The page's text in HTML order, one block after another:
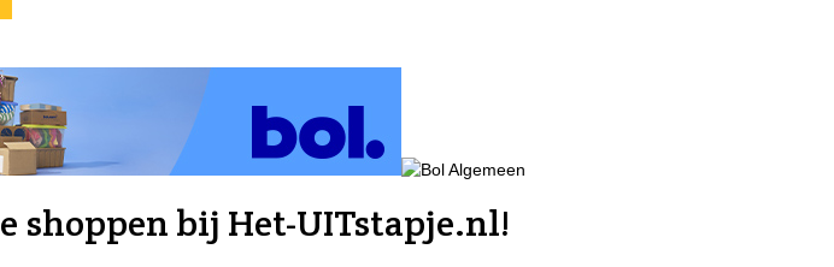
bij Het-UITstapje.nl!